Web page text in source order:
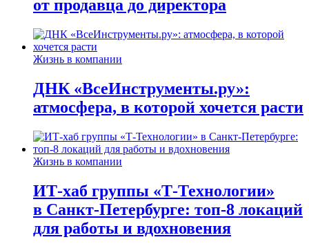
от продавца до директора
Жизнь в компании
ДНК «ВсеИнструменты.ру»:
атмосфера, в которой хочется расти
Жизнь в компании
ИТ-хаб группы «Т-Технологии»
в Санкт-Петербурге: топ-8 локаций
для работы и вдохновения